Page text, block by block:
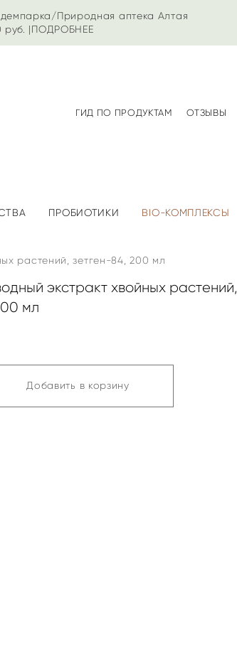
Природная аптека Алтая
|ПОДРОБНЕЕ
ГИД ПО ПРОДУКТАМ ОТЗЫВЫ
ПРОБИОТИКИ
BIO-КОМПЛЕКСЫ
растений, зетген-84, 200 мл
экстракт хвойных растений,
мл
Добавить в корзину